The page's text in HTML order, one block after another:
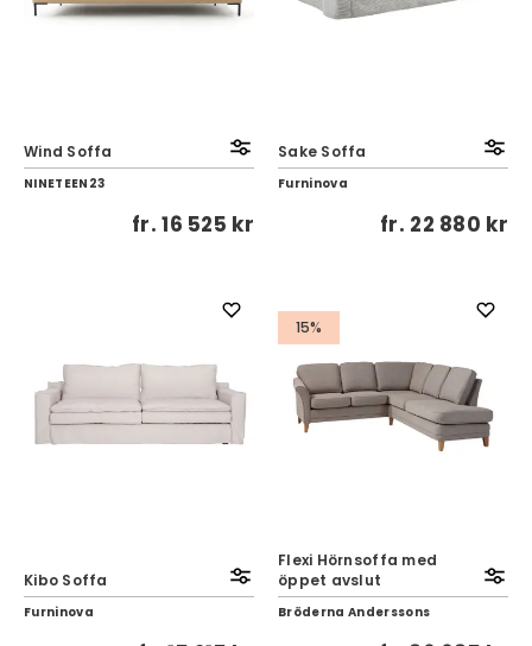
Wind Soffa
NINETEEN23
fr.16 525 kr
Sake Soffa
Furninova
fr. 22 880 kr
Kibo Soffa
Furninova
15%
Flexi Hörnsoffa med
öppet avslut
Bröderna Anderssons